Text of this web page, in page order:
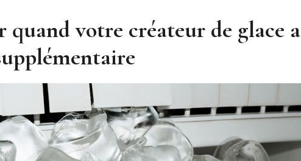
quand votre créateur de glace a